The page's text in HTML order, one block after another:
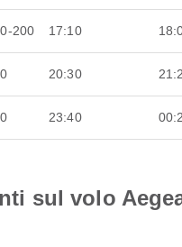
200 17:10
20:30
23:40
sul volo